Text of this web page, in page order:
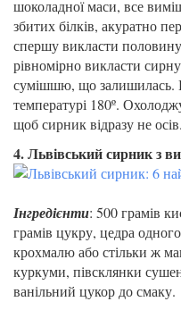
шоколадної маси, все
збитих білків, акуратно
спершу викласти
рівномірно викласти
сумішшю, що залишилась.
температурі 180º.
щоб сирник відразу не осів.
4. Львівський сирник з
Інгредієнти: 500 грамів
грамів цукру, цедра
крохмалю або стільки ж
куркуми, півсклянки
ванільний цукор до смаку.